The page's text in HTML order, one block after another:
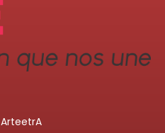
ArteetrA